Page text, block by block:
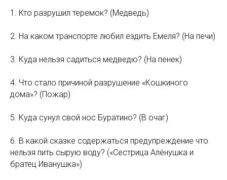
1. Кто разрушил теремок? (Медведь)
2. На каком транспорте любил ездить Емеля? (На печи)
3. Куда нельзя садиться медведю? (На пенек)
4. Что стало причиной разрушение «Кошкиного
дома»? (Пожар)
5. Куда сунул свой нос Буратино? (В очаг)
6. В какой сказке содержаться предупреждение что
нельзя пить сырую воду? («Сестрица Алёнушка и
братец Иванушка»)